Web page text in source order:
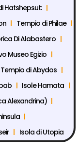
Hatshepsut:
Tempio di Philae
Di Alabastero
Museo Egizio
Tempio di Abydos
Isole Hamata
Alexandrina)
Isola di Utopia